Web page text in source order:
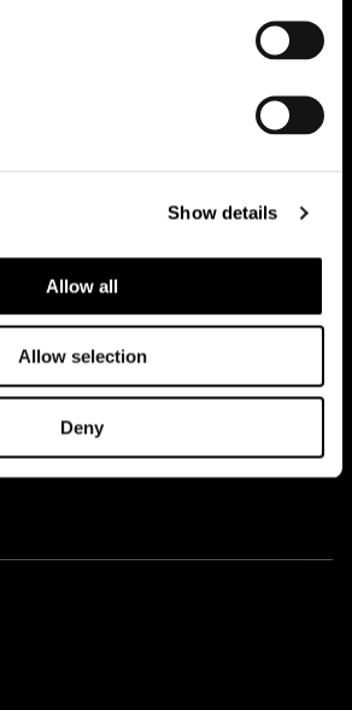
Show details
Allow all
Allow selection
Deny